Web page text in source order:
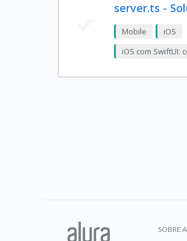
server.ts -
Mobile
iOS
iOS com
SOBRE